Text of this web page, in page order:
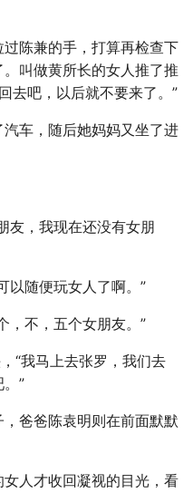
陈兼的手，打算再检查下
叫做黄所长的女人推了推
去吧，以后就不要来了。”
车，随后她妈妈又坐了进
友，我现在还没有女朋
以随便玩女人了啊。”
，不，五个女朋友。”
“我马上去张罗，我们去
”
爸爸陈袁明则在前面默默
人才收回凝视的目光，看